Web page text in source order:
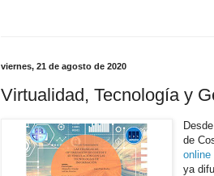
viernes, 21 de agosto de 2020
Virtualidad, Tecnología y
de
online
ya